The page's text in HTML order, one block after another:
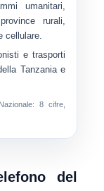
umanitari,
rurali,
cellulare.
e trasporti
Tanzania e
Nazionale: 8 cifre,
del